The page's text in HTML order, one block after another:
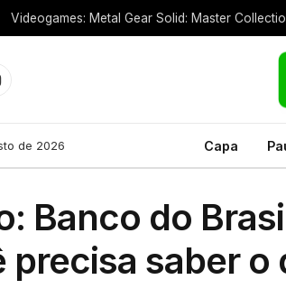
de 2026 Capa
Banco do
precisa saber